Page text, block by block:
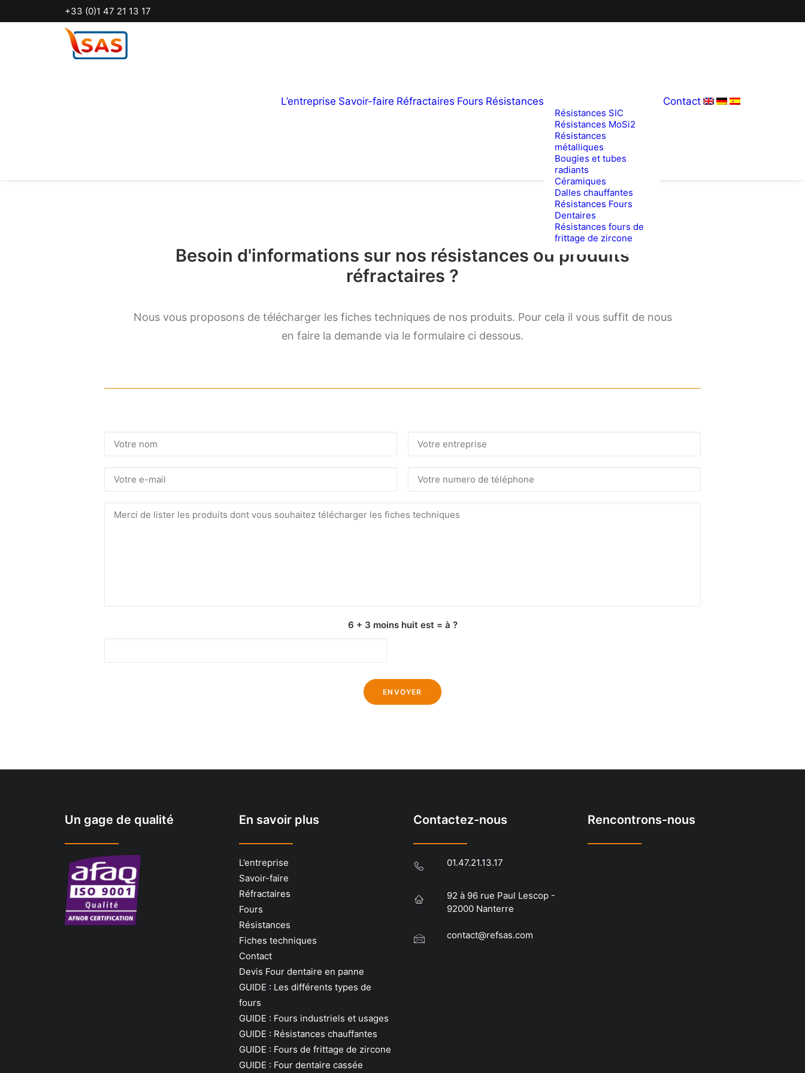
+33 (0)1 47 21 13 17
L’entreprise Savoir-faire Réfractaires Fours Résistances
Résistances SIC
Résistances MoSi2
Résistances
métalliques
Bougies et tubes
radiants
Céramiques
Dalles chauffantes
Résistances Fours
Dentaires
Résistances fours de
frittage de zircone
Contact
Besoin d'informations sur nos résistances ou produits
réfractaires ?
Nous vous proposons de télécharger les fiches techniques de nos produits. Pour cela il vous suffit de nous
en faire la demande via le formulaire ci dessous.
6 + 3 moins huit est = à ?
Un gage de qualité En savoir plus
L’entreprise
Savoir-faire
Réfractaires
Fours
Résistances
Fiches techniques
Contact
Devis Four dentaire en panne
GUIDE : Les différents types de
fours
GUIDE : Fours industriels et usages
GUIDE : Résistances chauffantes
GUIDE : Fours de frittage de zircone
GUIDE : Four dentaire cassée
Contactez-nous
01.47.21.13.17
92 à 96 rue Paul Lescop -
92000 Nanterre
contact@refsas.com
Rencontrons-nous
Panneau de gestion des cookies